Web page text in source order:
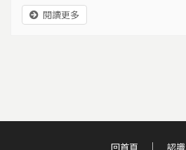
的漁港，放眼望去一片土黃，滿
工作人員正拿著類似撈魚網的工
閱讀更多
回首頁 認